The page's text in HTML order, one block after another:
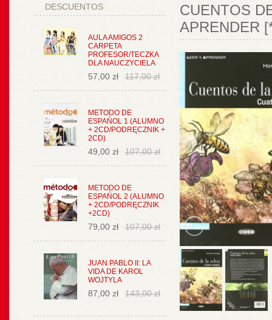
DESCUENTOS
AULA AMIGOS 2
CARPETA
PROFESOR/TECZKA
DLA NAUCZYCIELA
57,00 zł 117,00 zł
METODO DE
ESPAŃOL 1 (ALUMNO
+ 2CD/PODRĘCZNIK +
2CD)
49,00 zł 107,00 zł
METODO DE
ESPAŃOL 2 (ALUMNO
+ 2CD/PODRĘCZNIK
+2CD)
79,00 zł 107,00 zł
JUAN PABLO II: LA
VIDA DE KAROL
WOJTYLA
87,00 zł 143,00 zł
CUENTOS
APRENDER